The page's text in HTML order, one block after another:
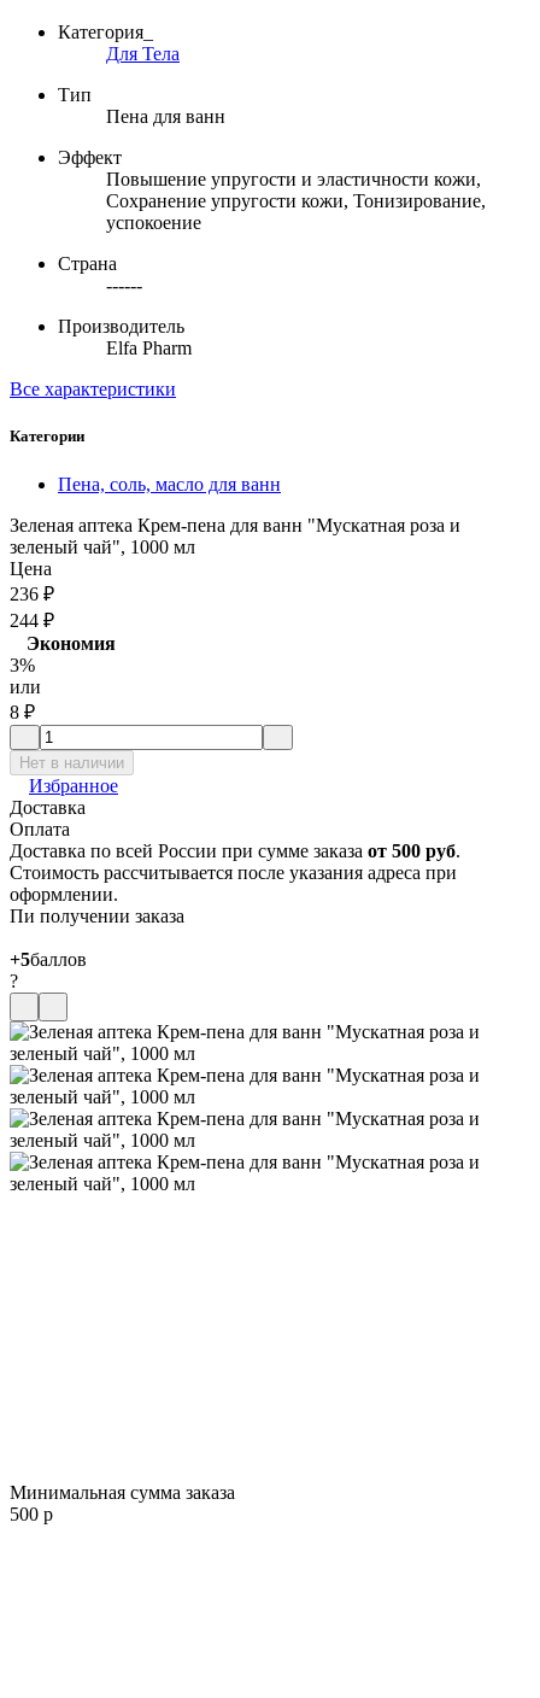
Категория_
Для Тела
Тип
Пена для ванн
Эффект
Повышение упругости и эластичности кожи,
Сохранение упругости кожи, Тонизирование,
успокоение
Страна
------
Производитель
Elfa Pharm
Все характеристики
Категории
Пена, соль, масло для ванн
Зеленая аптека Крем-пена для ванн "Мускатная роза и
зеленый чай", 1000 мл
Цена
236 ₽
244 ₽
Экономия
3%
или
8 ₽
Нет в наличии
Избранное
Доставка
Оплата
Доставка по всей России при сумме заказа от 500 руб.
Стоимость рассчитывается после указания адреса при
оформлении.
Пи получении заказа
+5баллов
?
Минимальная сумма заказа
500 р